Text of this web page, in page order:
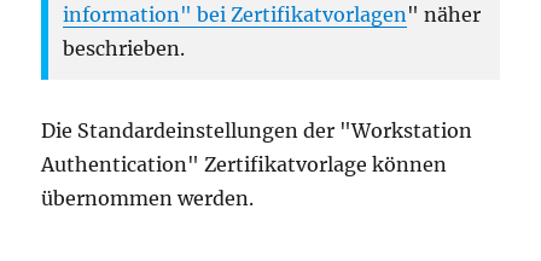
information" bei Zertifikatvorlagen " näher
beschrieben.
Die Standardeinstellungen der "Workstation
Authentication" Zertifikatvorlage können
übernommen werden.